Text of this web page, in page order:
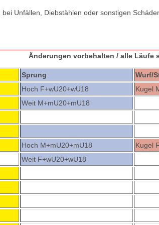
Unfällen, Diebstählen oder sonstigen
Änderungen vorbehalten / alle Läufe
Sprung
Wurf/
Hoch F+wU20+wU18
Kugel
Weit M+mU20+mU18
Hoch M+mU20+mU18
Kugel
Weit F+wU20+wU18